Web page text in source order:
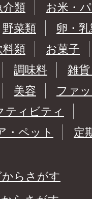
介類
お米・
野菜類
卵・
料類 お菓子
調味料
雑
美容
ファ
ティビティ
・ペット
定
らさがす